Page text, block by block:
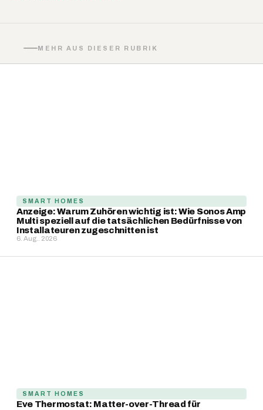
MEHR AUS DIESER RUBRIK
SMART HOMES
Anzeige: Warum Zuhören wichtig ist: Wie Sonos Amp
Multi speziell auf die tatsächlichen Bedürfnisse von
Installateuren zugeschnitten ist
6. Aug.. 2026
SMART HOMES
Eve Thermostat: Matter-over-Thread für